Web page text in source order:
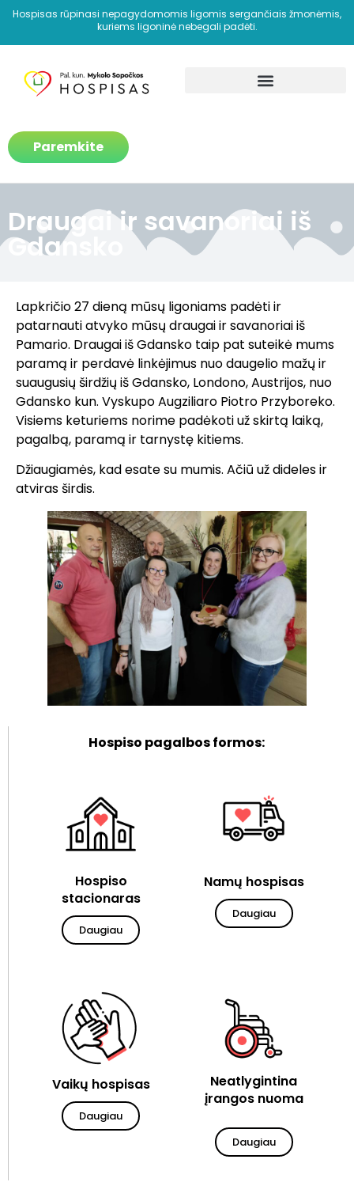
Hospisas rūpinasi nepagydomomis ligomis sergančiais žmonėmis,
kuriems ligoninė nebegali padėti.
Paremkite
Draugai ir savanoriai iš
Gdansko
Lapkričio 27 dieną mūsų ligoniams padėti ir
patarnauti atvyko mūsų draugai ir savanoriai iš
Pamario. Draugai iš Gdansko taip pat suteikė mums
paramą ir perdavė linkėjimus nuo daugelio mažų ir
suaugusių širdžių iš Gdansko, Londono, Austrijos, nuo
Gdansko kun. Vyskupo Augziliaro Piotro Przyboreko.
Visiems keturiems norime padėkoti už skirtą laiką,
pagalbą, paramą ir tarnystę kitiems.
Džiaugiamės, kad esate su mumis. Ačiū už dideles ir
atviras širdis.
Hospiso pagalbos formos:
Hospiso
stacionaras
Daugiau
Namų hospisas
Daugiau
Vaikų hospisas
Daugiau
Neatlygintina
įrangos nuoma
Daugiau